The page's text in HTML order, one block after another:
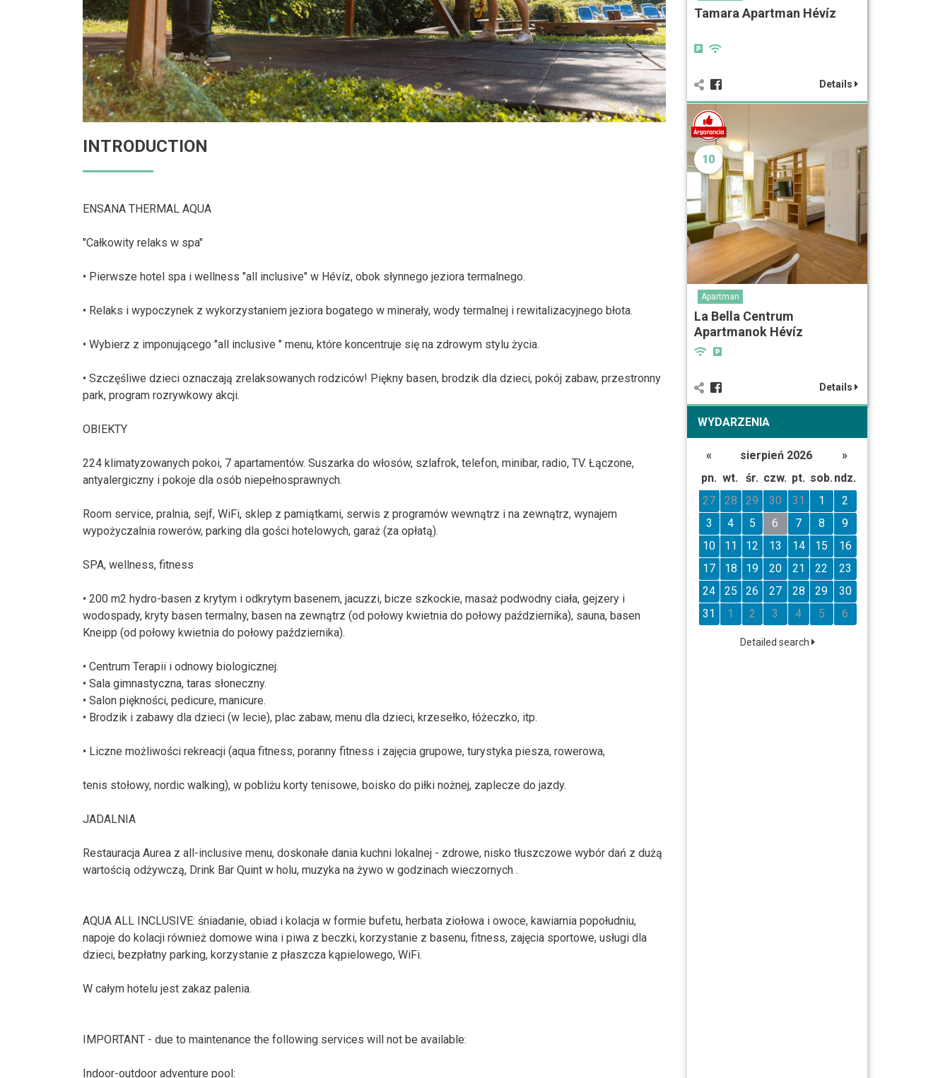
INTRODUCTION
ENSANA THERMAL AQUA
"Całkowity relaks w spa"
• Pierwsze hotel spa i wellness "all inclusive" w Hévíz, obok słynnego jeziora termalnego.
• Relaks i wypoczynek z wykorzystaniem jeziora bogatego w minerały, wody termalnej i rewitalizacyjnego błota.
• Wybierz z imponującego "all inclusive " menu, które koncentruje się na zdrowym stylu życia.
• Szczęśliwe dzieci oznaczają zrelaksowanych rodziców! Piękny basen, brodzik dla dzieci, pokój zabaw, przestronny
park, program rozrywkowy akcji.
OBIEKTY
224 klimatyzowanych pokoi, 7 apartamentów. Suszarka do włosów, szlafrok, telefon, minibar, radio, TV. Łączone,
antyalergiczny i pokoje dla osób niepełnosprawnych.
Room service, pralnia, sejf, WiFi, sklep z pamiątkami, serwis z programów wewnątrz i na zewnątrz, wynajem
wypożyczalnia rowerów, parking dla gości hotelowych, garaż (za opłatą).
SPA, wellness, fitness
• 200 m2 hydro-basen z krytym i odkrytym basenem, jacuzzi, bicze szkockie, masaż podwodny ciała, gejzery i
wodospady, kryty basen termalny, basen na zewnątrz (od połowy kwietnia do połowy października), sauna, basen
Kneipp (od połowy kwietnia do połowy października).
• Centrum Terapii i odnowy biologicznej.
• Sala gimnastyczna, taras słoneczny.
• Salon piękności, pedicure, manicure.
• Brodzik i zabawy dla dzieci (w lecie), plac zabaw, menu dla dzieci, krzesełko, łóżeczko, itp.
• Liczne możliwości rekreacji (aqua fitness, poranny fitness i zajęcia grupowe, turystyka piesza, rowerowa,
tenis stołowy, nordic walking), w pobliżu korty tenisowe, boisko do piłki nożnej, zaplecze do jazdy.
JADALNIA
Restauracja Aurea z all-inclusive menu, doskonałe dania kuchni lokalnej - zdrowe, nisko tłuszczowe wybór dań z dużą
wartością odżywczą, Drink Bar Quint w holu, muzyka na żywo w godzinach wieczornych .
AQUA ALL INCLUSIVE: śniadanie, obiad i kolacja w formie bufetu, herbata ziołowa i owoce, kawiarnia popołudniu,
napoje do kolacji również domowe wina i piwa z beczki, korzystanie z basenu, fitness, zajęcia sportowe, usługi dla
dzieci, bezpłatny parking, korzystanie z płaszcza kąpielowego, WiFi.
W całym hotelu jest zakaz palenia.
IMPORTANT - due to maintenance the following services will not be available:
Indoor-outdoor adventure pool:
Tamara Apartman Hévíz
Details
10
Apartman
La Bella Centrum
Apartmanok Hévíz
Details
WYDARZENIA
« sierpień 2026
»
pn. wt. śr. czw. pt. sob. ndz.
27
28 29 30 31 1
2
3
4 5 6 7 8
9
10
11 12 13 14 15
16
17
18 19 20 21 22
23
24
25 26 27 28 29
30
31
1 2 3 4 5 6
Detailed search